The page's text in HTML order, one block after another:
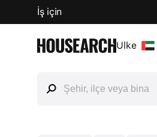
İş için
Ülke